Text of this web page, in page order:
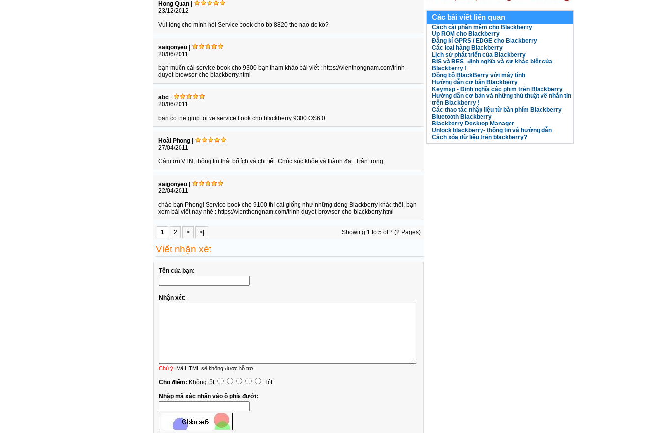
Hong Quan
23/12/2012
Vui lòng cho mình hỏi Service book cho bb 8820 the nao dc ko?
saigonyeu
20/06/2011
bạn muốn cài service book cho 9300 bạn tham khảo bài viết : https://vienthongnam.com/trinh-
duyet-browser-cho-blackberry.html
abc
20/06/2011
ban co the giup toi ve service book cho blackberry 9300 OS6.0
Hoài Phong
27/04/2011
Cám ơn VTN, thông tin thật bổ ích và chi tiết. Chúc sức khỏe và thành đạt. Trân trọng.
saigonyeu
22/04/2011
chào bạn Phong! Service book cho 9100 thì cài giống như những dòng Blackberry khác thôi, bạn
xem bài viết này nhé : https://vienthongnam.com/trinh-duyet-browser-cho-blackberry.html
1 2 > >| Showing 1 to 5 of 7 (2 Pages)
Viết nhận xét
Tên của bạn:
Nhận xét:
Chú ý: Mã HTML sẽ không được hỗ trợ!
Cho điểm: Không tốt
Tốt
Nhập mã xác nhận vào ô phía đưới:
Các bài viết liên quan
Cách cài phần mềm cho Blackberry
Up ROM cho Blackberry
Đăng kí GPRS / EDGE cho Blackberry
Các loại hàng Blackberry
Lịch sử phát triển của Blackberry
BIS và BES -định nghĩa và sự khác biệt của
Blackberry !
Đồng bộ BlackBerry với máy tính
Hướng dẫn cơ bản Blackberry
Keymap - Định nghĩa các phím trên Blackberry
Hướng dẫn cơ bản và những thủ thuật về nhắn tin
trên Blackberry !
Các thao tác nhập liệu từ bàn phím Blackberry
Bluetooth Blackberry
Blackberry Desktop Manager
Unlock blackberry- thông tin và hướng dẫn
Cách xóa dữ liệu trên blackberry?